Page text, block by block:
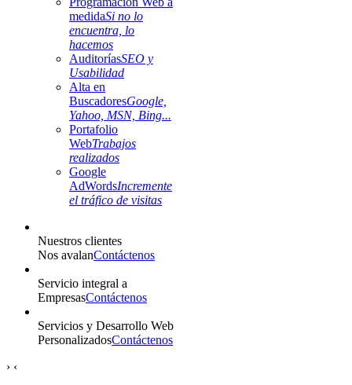
medidaSi no lo
encuentra, lo
hacemos
AuditoríasSEO y
Usabilidad
Alta en
BuscadoresGoogle,
Yahoo, MSN, Bing...
Portafolio
WebTrabajos
realizados
Google
AdWordsIncremente
el tráfico de visitas
Nuestros clientes
Nos avalanContáctenos
Servicio integral a
EmpresasContáctenos
Servicios y Desarrollo Web
PersonalizadosContáctenos
› ‹